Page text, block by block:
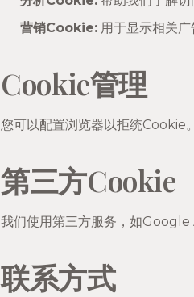
营销Cookie: 用于显示相关广
Cookie管理
您可以配置浏览器以拒统Cookie
第三方Cookie
我们使用第三方服务，如Google
联系方式